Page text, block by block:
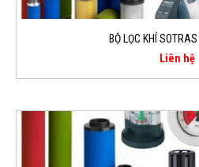
BỘ LỌC KHÍ
Liên hệ